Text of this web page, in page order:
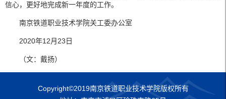
信心，更好地完成新一年度的工作。
南京铁道职业技术学院关工委办公室
2020年12月23日
（文：戴扬）
Copyright©2019南京铁道职业技术学院版权所有